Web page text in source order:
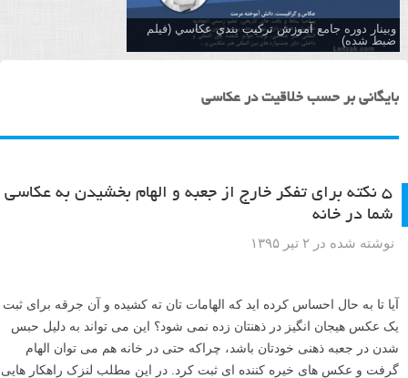
وبینار دوره جامع آموزش تركيب بندي عكاسي (فیلم
ضبط شده)
بایگانی بر حسب خلاقیت در عکاسی
۵ نکته برای تفکر خارج از جعبه و الهام بخشیدن به عکاسی
شما در خانه
نوشته شده در ۲ تیر ۱۳۹۵
آیا تا به حال احساس کرده اید که الهامات تان ته کشیده و آن جرقه برای ثبت
یک عکس هیجان انگیز در ذهنتان زده نمی شود؟ این می تواند به دلیل حبس
شدن در جعبه ذهنی خودتان باشد، چراکه حتی در خانه هم می توان الهام
گرفت و عکس های خیره کننده ای ثبت کرد. در این مطلب لنزک راهکار هایی